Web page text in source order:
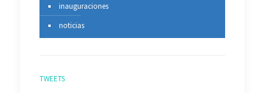
inauguraciones
noticias
TWEETS